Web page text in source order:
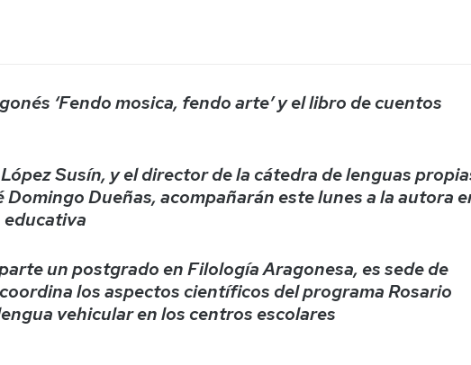
Aragón
para
jóvenes
‘Fendo mosica, fendo arte’ y el libro de cuentos
Susín, y el director de la cátedra de lenguas
Dueñas, acompañarán este lunes a la autora
educativa
un postgrado en Filología Aragonesa, es sede de
los aspectos científicos del programa Rosario
vehicular en los centros escolares